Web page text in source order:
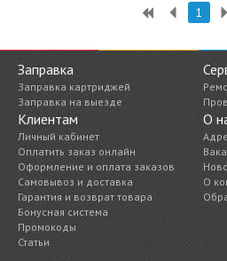
1
Заправка
Заправка картриджей
Заправка на выезде
Клиентам
Личный кабинет
Оплатить заказ онлайн
Оформление и оплата заказов
Самовывоз и доставка
Гарантия и возврат товара
Бонусная система
Промокоды
Статьи
О
О